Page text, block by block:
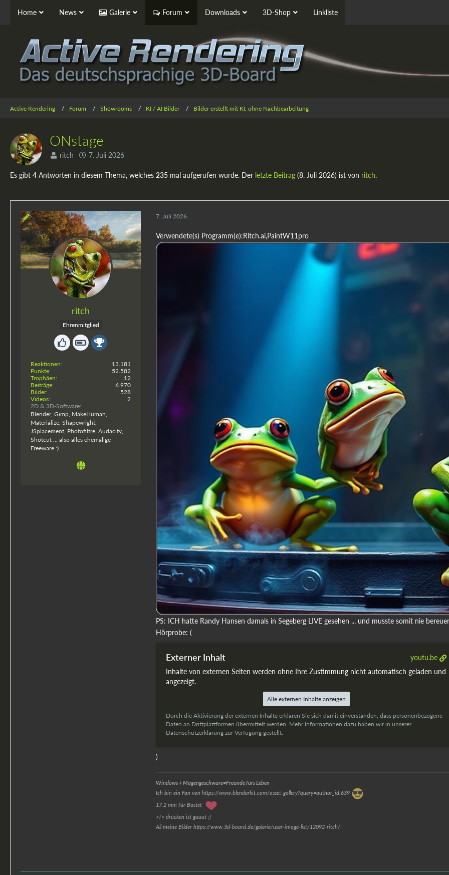
Home News Galerie Forum Downloads 3D-Shop Linkliste
Active Rendering Forum Showrooms KI / AI Bilder Bilder erstellt mit KI, ohne Nachbearbeitung
ONstage
ritch 7. Juli 2026
Es gibt 4 Antworten in diesem Thema, welches 235 mal aufgerufen wurde. Der letzte Beitrag (8. Juli 2026) ist von ritch.
ritch
Ehrenmitglied
Reaktionen
13.181
Punkte
52.582
Trophäen
12
Beiträge
6.970
Bilder
528
Videos
2
2D & 3D-Software
Blender, Gimp, MakeHuman,
Materialize, Shapewright,
JSplacement, Photofiltre, Audacity,
Shotcut ... also alles ehemalige
Freeware :)
7. Juli 2026
Verwendete(s) Programm(e):Ritch.ai,PaintW11pro
PS: ICH hatte Randy Hansen damals in Segeberg LIVE gesehen ... und musste somit nie
Hörprobe: (
Externer Inhalt
youtu.be
Inhalte von externen Seiten werden ohne Ihre Zustimmung nicht automatisch geladen und
angezeigt.
Alle externen Inhalte anzeigen
Durch die Aktivierung der externen Inhalte erklären Sie sich damit einverstanden, dass personenbezogene
Daten an Drittplattformen übermittelt werden. Mehr Informationen dazu haben wir in unserer
Datenschutzerklärung zur Verfügung gestellt.
)
Windows + Magengeschwüre=Freunde fürs Leben
Ich bin ein Fan von https://www.blenderkit.com/asset-gallery?query=author_id:639
17.2 mm für Bastet
</> drücken ist guuut ;)
All meine Bilder https://www.3d-board.de/galerie/user-image-list/12092-ritch/